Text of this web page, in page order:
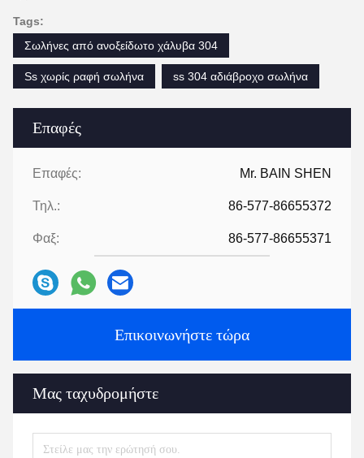
Επαφές
Επαφές: Mr. BAIN SHEN
Τηλ.: 86-577-86655372
Φαξ: 86-577-86655371
Επικοινωνήστε τώρα
Μας ταχυδρομήστε
Tags:
Σωλήνες από ανοξείδωτο χάλυβα 304
Ss χωρίς ραφή σωλήνα ss 304 αδιάβροχο σωλήνα